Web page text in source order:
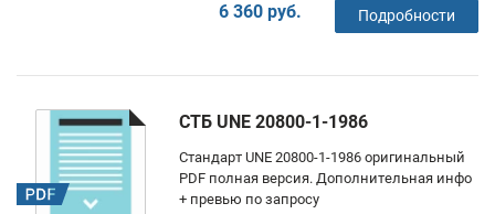
6 360 руб. Подробности
СТБ UNE 20800-1-1986
Стандарт UNE 20800-1-1986 оригинальный
PDF полная версия. Дополнительная инфо
+ превью по запросу